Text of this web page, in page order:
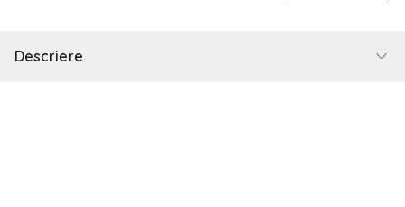
Descriere